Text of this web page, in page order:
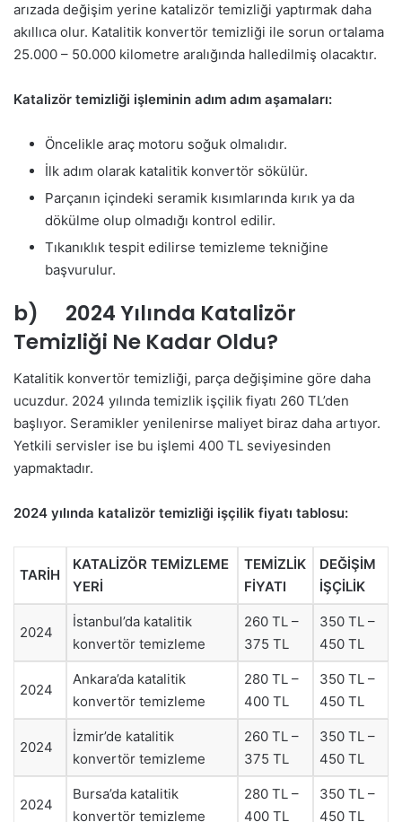
arızada değişim yerine katalizör temizliği yaptırmak daha
akıllıca olur. Katalitik konvertör temizliği ile sorun ortalama
25.000 – 50.000 kilometre aralığında halledilmiş olacaktır.
Katalizör temizliği işleminin adım adım aşamaları:
Öncelikle araç motoru soğuk olmalıdır.
İlk adım olarak katalitik konvertör sökülür.
Parçanın içindeki seramik kısımlarında kırık ya da
dökülme olup olmadığı kontrol edilir.
Tıkanıklık tespit edilirse temizleme tekniğine
başvurulur.
b) 2024 Yılında Katalizör
Temizliği Ne Kadar Oldu?
Katalitik konvertör temizliği, parça değişimine göre daha
ucuzdur. 2024 yılında temizlik işçilik fiyatı 260 TL’den
başlıyor. Seramikler yenilenirse maliyet biraz daha artıyor.
Yetkili servisler ise bu işlemi 400 TL seviyesinden
yapmaktadır.
2024 yılında katalizör temizliği işçilik fiyatı tablosu:
TARİH
KATALİZÖR TEMİZLEME
YERİ
TEMİZLİK
FİYATI
DEĞİŞİM
İŞÇİLİK
2024
İstanbul’da katalitik
konvertör temizleme
260 TL –
375 TL
350 TL –
450 TL
2024
Ankara’da katalitik
konvertör temizleme
280 TL –
400 TL
350 TL –
450 TL
2024
İzmir’de katalitik
konvertör temizleme
260 TL –
375 TL
350 TL –
450 TL
2024
Bursa’da katalitik
konvertör temizleme
280 TL –
400 TL
350 TL –
450 TL